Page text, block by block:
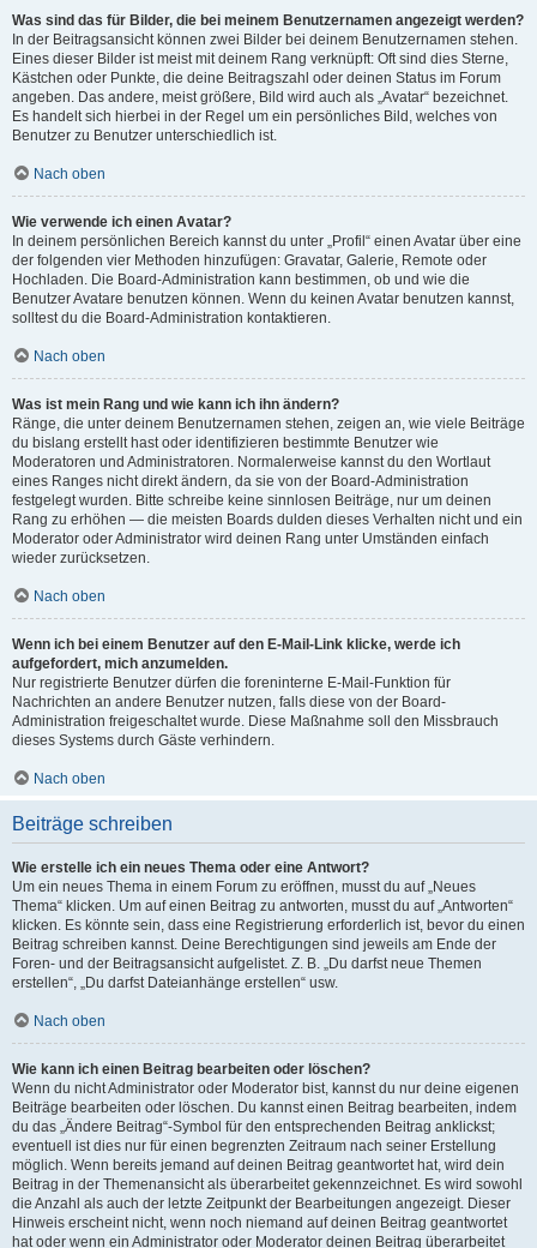
Was sind das für Bilder, die bei meinem Benutzernamen angezeigt werden?
In der Beitragsansicht können zwei Bilder bei deinem Benutzernamen stehen.
Eines dieser Bilder ist meist mit deinem Rang verknüpft: Oft sind dies Sterne,
Kästchen oder Punkte, die deine Beitragszahl oder deinen Status im Forum
angeben. Das andere, meist größere, Bild wird auch als „Avatar“ bezeichnet.
Es handelt sich hierbei in der Regel um ein persönliches Bild, welches von
Benutzer zu Benutzer unterschiedlich ist.
Nach oben
Wie verwende ich einen Avatar?
In deinem persönlichen Bereich kannst du unter „Profil“ einen Avatar über eine
der folgenden vier Methoden hinzufügen: Gravatar, Galerie, Remote oder
Hochladen. Die Board-Administration kann bestimmen, ob und wie die
Benutzer Avatare benutzen können. Wenn du keinen Avatar benutzen kannst,
solltest du die Board-Administration kontaktieren.
Nach oben
Was ist mein Rang und wie kann ich ihn ändern?
Ränge, die unter deinem Benutzernamen stehen, zeigen an, wie viele Beiträge
du bislang erstellt hast oder identifizieren bestimmte Benutzer wie
Moderatoren und Administratoren. Normalerweise kannst du den Wortlaut
eines Ranges nicht direkt ändern, da sie von der Board-Administration
festgelegt wurden. Bitte schreibe keine sinnlosen Beiträge, nur um deinen
Rang zu erhöhen — die meisten Boards dulden dieses Verhalten nicht und ein
Moderator oder Administrator wird deinen Rang unter Umständen einfach
wieder zurücksetzen.
Nach oben
Wenn ich bei einem Benutzer auf den E-Mail-Link klicke, werde ich
aufgefordert, mich anzumelden.
Nur registrierte Benutzer dürfen die foreninterne E-Mail-Funktion für
Nachrichten an andere Benutzer nutzen, falls diese von der Board-
Administration freigeschaltet wurde. Diese Maßnahme soll den Missbrauch
dieses Systems durch Gäste verhindern.
Nach oben
Beiträge schreiben
Wie erstelle ich ein neues Thema oder eine Antwort?
Um ein neues Thema in einem Forum zu eröffnen, musst du auf „Neues
Thema“ klicken. Um auf einen Beitrag zu antworten, musst du auf „Antworten“
klicken. Es könnte sein, dass eine Registrierung erforderlich ist, bevor du einen
Beitrag schreiben kannst. Deine Berechtigungen sind jeweils am Ende der
Foren- und der Beitragsansicht aufgelistet. Z. B. „Du darfst neue Themen
erstellen“, „Du darfst Dateianhänge erstellen“ usw.
Nach oben
Wie kann ich einen Beitrag bearbeiten oder löschen?
Wenn du nicht Administrator oder Moderator bist, kannst du nur deine eigenen
Beiträge bearbeiten oder löschen. Du kannst einen Beitrag bearbeiten, indem
du das „Ändere Beitrag“-Symbol für den entsprechenden Beitrag anklickst;
eventuell ist dies nur für einen begrenzten Zeitraum nach seiner Erstellung
möglich. Wenn bereits jemand auf deinen Beitrag geantwortet hat, wird dein
Beitrag in der Themenansicht als überarbeitet gekennzeichnet. Es wird sowohl
die Anzahl als auch der letzte Zeitpunkt der Bearbeitungen angezeigt. Dieser
Hinweis erscheint nicht, wenn noch niemand auf deinen Beitrag geantwortet
hat oder wenn ein Administrator oder Moderator deinen Beitrag überarbeitet